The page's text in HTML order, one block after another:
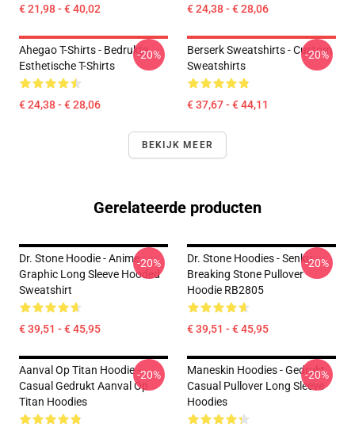
€ 21,98 - € 40,02 € 24,38 - € 28,06
Ahegao T-Shirts - Bedrukte
Esthetische T-Shirts
€ 24,38 - € 28,06
-20%
Berserk Sweatshirts - Custom
Sweatshirts
€ 37,67 - € 44,11
-20%
BEKIJK MEER
Gerelateerde producten
Dr. Stone Hoodie - Anime
Graphic Long Sleeve Hooded
Sweatshirt
€ 39,51 - € 45,95
-20%
Dr. Stone Hoodies - Senku.
Breaking Stone Pullover
Hoodie RB2805
€ 39,51 - € 45,95
-20%
Aanval Op Titan Hoodie -
Casual Gedrukt Aanval Op
Titan Hoodies
-20%
Maneskin Hoodies - Gedrukt
Casual Pullover Long Sleeve
Hoodies
-20%